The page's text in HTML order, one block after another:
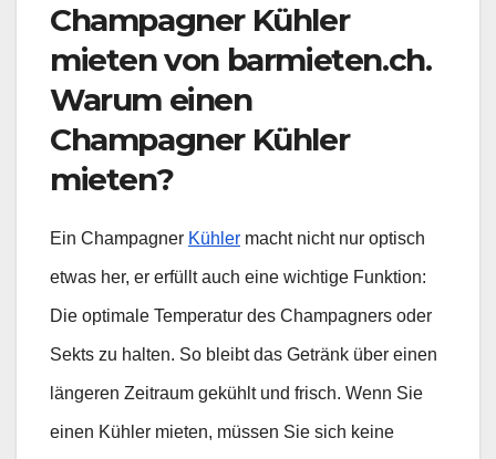
Champagner Kühler
mieten von barmieten.ch.
Warum einen
Champagner Kühler
mieten?
Ein Champagner Kühler macht nicht nur optisch
etwas her, er erfüllt auch eine wichtige Funktion:
Die optimale Temperatur des Champagners oder
Sekts zu halten. So bleibt das Getränk über einen
längeren Zeitraum gekühlt und frisch. Wenn Sie
einen Kühler mieten, müssen Sie sich keine